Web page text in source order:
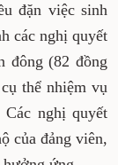
đặn việc sinh
các nghị quyết
đông (82 đồng
thể nhiệm vụ
nghị quyết
của đảng viên,